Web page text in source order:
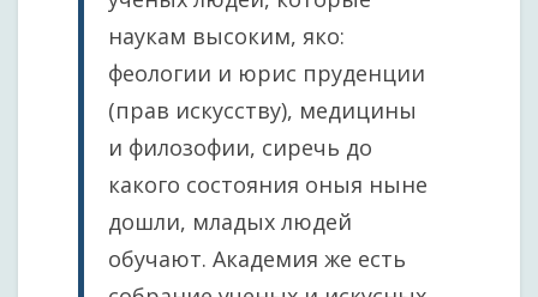
наукам высоким, яко:
феологии и юрис пруденции
(прав искусству), медицины
и филозофии, сиречь до
какого состояния оныя ныне
дошли, младых людей
обучают. Академия же есть